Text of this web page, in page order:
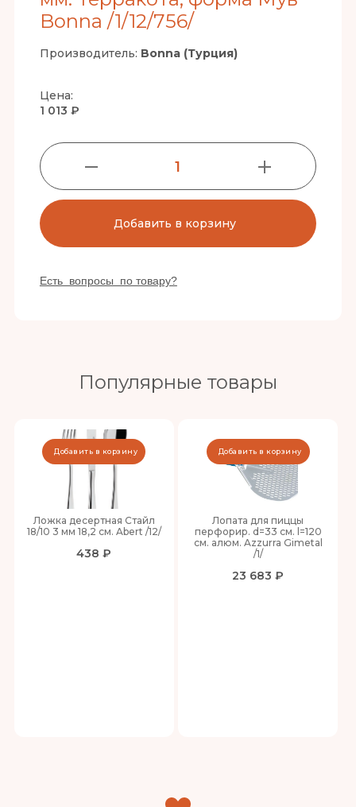
Bonna /1/12/756/
Производитель: Bonna (Турция)
Цена:
1 013 ₽
1
Добавить в корзину
Есть вопросы по товару?
Популярные товары
Ложка десертная Стайл
18/10 3 мм 18,2 см. Abert /12/
438 ₽
Добавить в корзину
Лопата для пиццы
перфорир. d=33 см. l=120
см. алюм. Azzurra Gimetal
/1/
23 683 ₽
Добавить в корзину